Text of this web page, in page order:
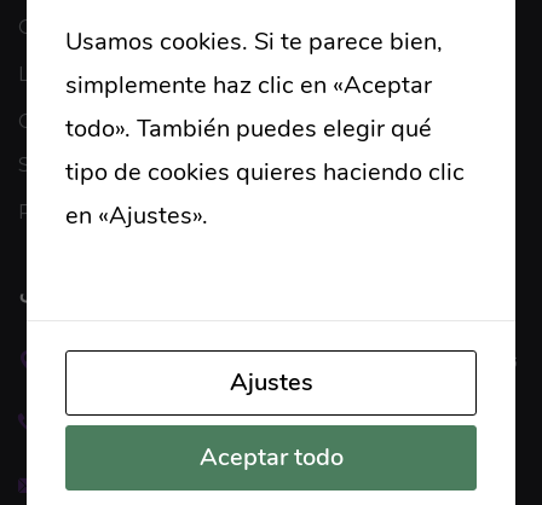
Our Portfolio
Latest News
Contacto
Support
Privacy Policy
اتصال
66 Broklyn Street ، نيويورك - الولايات المتحدة الأمريكية
666 888 000
needhelp@linoor.com
Usamos cookies. Si te parece bien,
simplemente haz clic en «Aceptar
todo». También puedes elegir qué
tipo de cookies quieres haciendo clic
en «Ajustes».
Ajustes
Aceptar todo